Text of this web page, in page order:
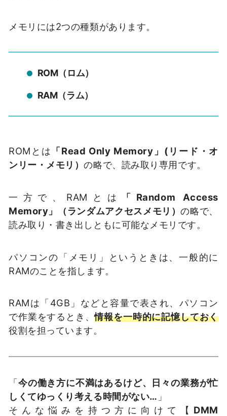
メモリには2つの種類があります。
ROM（ロム）
RAM（ラム）
ROMとは 「Read Only Memory」(リード・オ
ンリー・メモリ）の略で、読み取り専用です。
一方で、RAMとは
「Random Access
Memory」（ランダムアクセスメモリ）の略で、
読み取り・書き出しともに可能なメモリです。
パソコンの「メモリ」というときは、一般的に
RAMのことを指します。
RAMは「4GB」などと容量で表され、パソコン
で作業をするとき、情報を一時的に記憶しておく
役割を担っています。
「今の働き方に不満はあるけど、日々の業務が忙
しくてゆっくり考える時間がない… 」
そんな悩みを持つ方に向けて【 DMM